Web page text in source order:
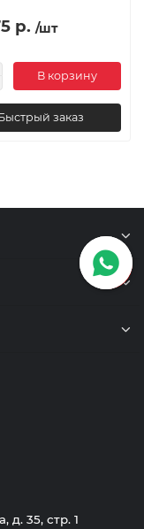
р. /шт
В корзину
заказ
д. 35, стр. 1